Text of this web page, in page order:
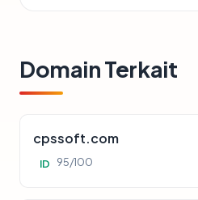
Domain Terkait
cpssoft.com
ID 95/100